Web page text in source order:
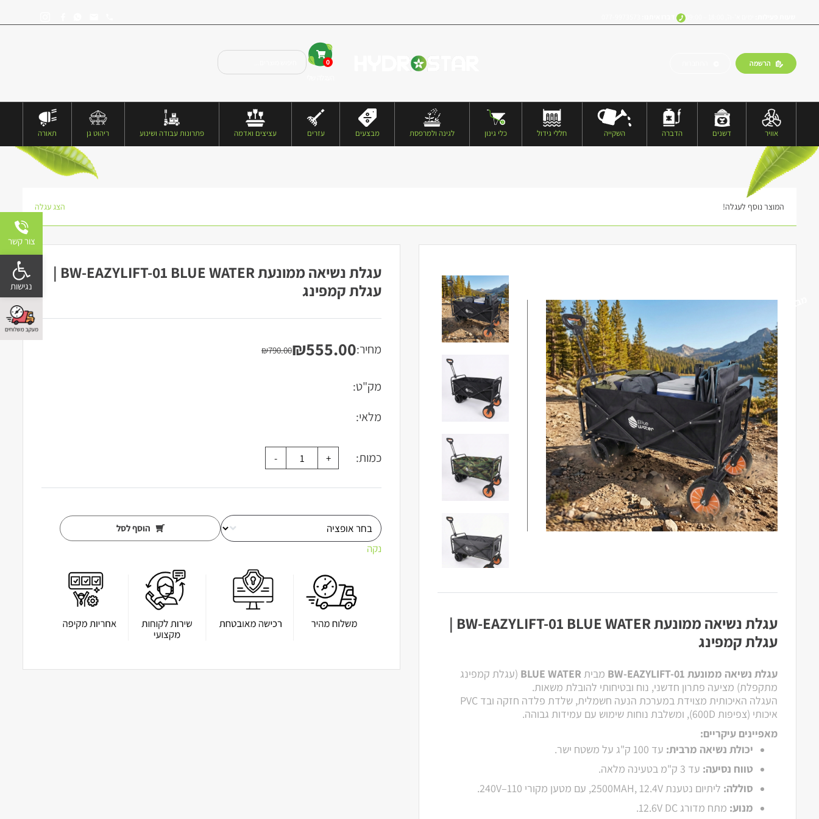
הרשמה 0
אוויר דשנים הדברה השקייה חללי גידול כלי גינון לגינה ולמרפסת מבצעים עזרים עציצים ואדמה פתרונות עבודה ושינוע ריהוט גן תאורה
המוצר נוסף לעגלה! הצג עגלה
מבצע!
עגלת נשיאה ממונעת BW-EAZYLIFT-01 BLUE WATER |
עגלת קמפינג
עגלת נשיאה ממונעת BW-EAZYLIFT-01 מבית
(עגלת קמפינג
מתקפלת) מציעה פתרון חדשני, נוח ובטיחותי להובלת משאות.
העגלה האיכותית מצוידת במערכת הנעה חשמלית, שלדת פלדה חזקה ובד PVC
איכותי (צפיפות 600D), ומשלבת נוחות שימוש עם עמידות גבוהה.
מאפיינים עיקריים:
יכולת נשיאה מרבית: עד 100 ק"ג על משטח ישר.
טווח נסיעה: עד 3 ק"מ בטעינה מלאה.
סוללה: ליתיום נטענת 2500MAH, 12.4V, עם מטען מקורי 110–240V.
מנוע: מתח מדורג 12.6V DC.
עגלת נשיאה ממונעת BW-EAZYLIFT-01 BLUE WATER |
עגלת קמפינג
מחיר: ₪790.00 המחיר
היה:
₪790.00.
₪555.00
המחיר
הוא:
₪555.00.מק"ט:
מלאי:
כמות:
נקה
הוסף לסל
צור קשר
פתח